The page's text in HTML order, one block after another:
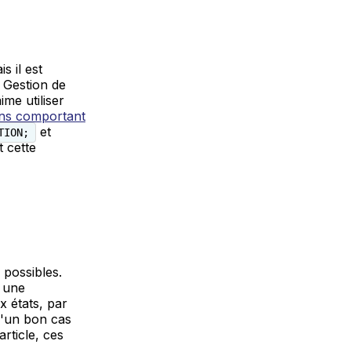
il est
de
utiliser
comportant
et
cette
états, par
bon cas
ces